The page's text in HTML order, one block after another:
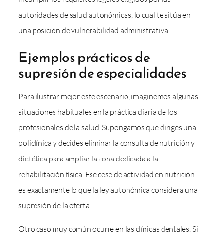
autoridades de salud autonómicas, lo cual te sitúa en
una posición de vulnerabilidad administrativa.
Ejemplos prácticos de
supresión de especialidades
Para ilustrar mejor este escenario, imaginemos algunas
situaciones habituales en la práctica diaria de los
profesionales de la salud. Supongamos que diriges una
policlínica y decides eliminar la consulta de nutrición y
dietética para ampliar la zona dedicada a la
rehabilitación física. Ese cese de actividad en nutrición
es exactamente lo que la ley autonómica considera una
supresión de la oferta.
Otro caso muy común ocurre en las clínicas dentales. Si